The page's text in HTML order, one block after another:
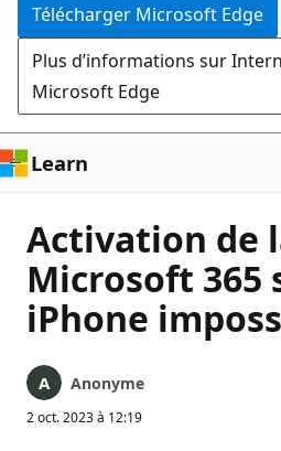
Télécharger Microsoft Edge
Plus d’informations sur
Microsoft Edge
Learn
Activation de
Microsoft 365
iPhone
Anonyme
2 oct. 2023 à 12:19